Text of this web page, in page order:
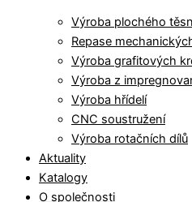
Výroba plochého
Repase
Výroba grafitových
Výroba z
Výroba hřídelí
CNC soustružení
Výroba rotačních dílů
Aktuality
Katalogy
O společnosti